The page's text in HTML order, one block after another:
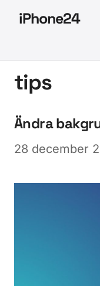
iPhone24
tips
Ändra
28 december